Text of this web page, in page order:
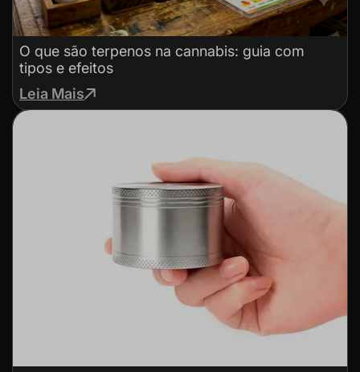
O que são terpenos na cannabis: guia com
tipos e efeitos
Leia Mais